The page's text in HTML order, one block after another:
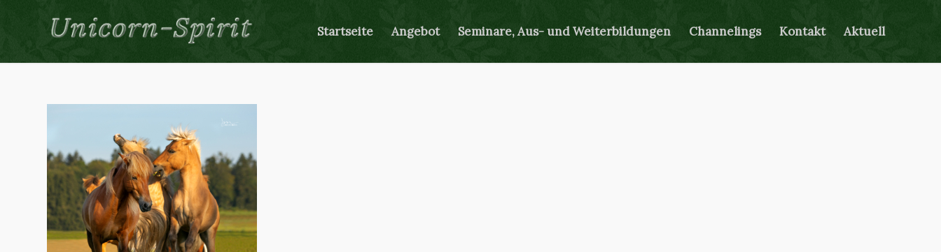
Startseite Angebot Seminare, Aus- und Weiterbildungen Channelings Kontakt Aktuell